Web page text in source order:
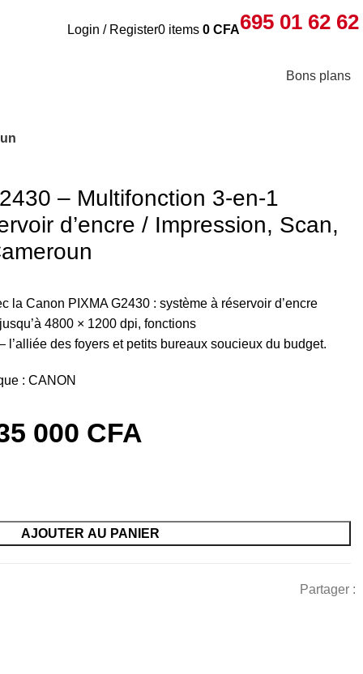
Login / Register0 items 0 CFA695 01 62 62
Bons plans
– Multifonction 3-en-1
d’encre / Impression, Scan,
la Canon PIXMA G2430 : système à réservoir d’encre
4800 × 1200 dpi, fonctions
des foyers et petits bureaux soucieux du budget.
: CANON
000 CFA
AJOUTER AU PANIER
Partager :